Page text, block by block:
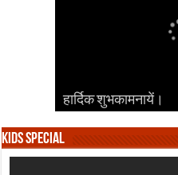
हार्दिक शुभकामनायें।
हार्दिक शुभकामनायें।
हार्दिक शुभकामनायें।
हार्दिक शुभकामनायें।
हार्दिक शुभकामनायें।
Kids Special